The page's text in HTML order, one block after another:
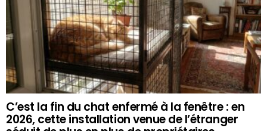
C’est la fin du chat enfermé à la fenêtre : en
2026, cette installation venue de l’étranger